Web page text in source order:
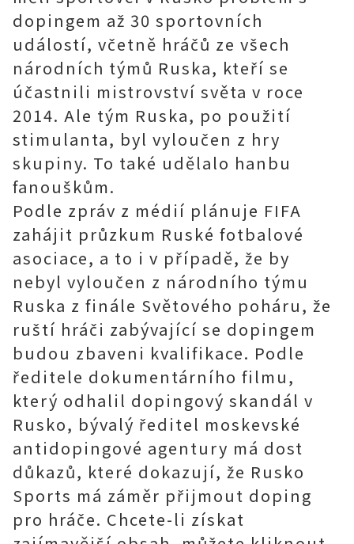
dopingem až 30 sportovních
událostí, včetně hráčů ze všech
národních týmů Ruska, kteří se
účastnili mistrovství světa v roce
2014. Ale tým Ruska, po použití
stimulanta, byl vyloučen z hry
skupiny. To také udělalo hanbu
fanouškům.
Podle zpráv z médií plánuje FIFA
zahájit průzkum Ruské fotbalové
asociace, a to i v případě, že by
nebyl vyloučen z národního týmu
Ruska z finále Světového poháru, že
ruští hráči zabývající se dopingem
budou zbaveni kvalifikace. Podle
ředitele dokumentárního filmu,
který odhalil dopingový skandál v
Rusko, bývalý ředitel moskevské
antidopingové agentury má dost
důkazů, které dokazují, že Rusko
Sports má záměr přijmout doping
pro hráče. Chcete-li získat